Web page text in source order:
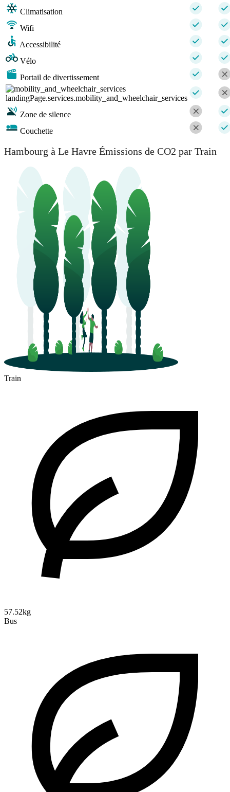
Climatisation
Wifi
Accessibilité
Vélo
Portail de divertissement
landingPage.services.mobility_and_wheelchair_services
Zone de silence
Couchette
Hambourg à Le Havre Émissions de CO2 par Train
Train
57.52kg
Bus